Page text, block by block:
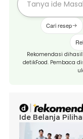
Cari resep
Rekomendasi
detikFood. Pembaca